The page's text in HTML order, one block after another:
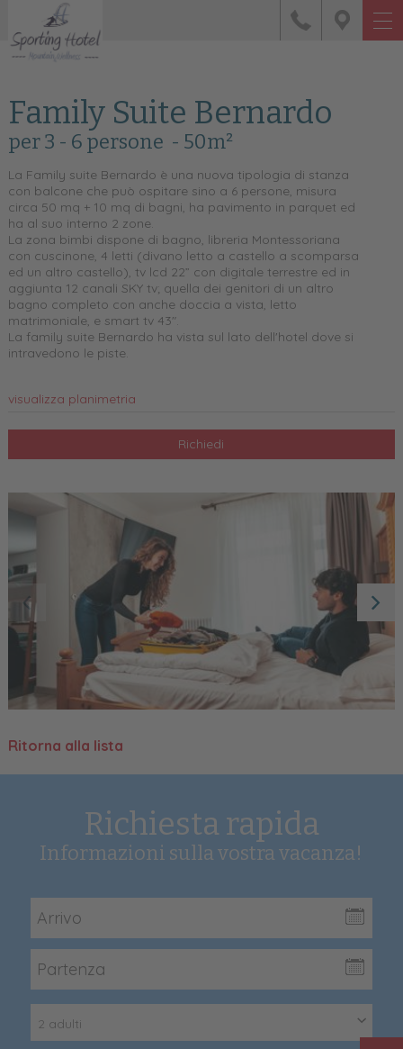
Family Suite Bernardo
per 3 - 6 persone - 50m²
La Family suite Bernardo è una nuova tipologia di stanza
con balcone che può ospitare sino a 6 persone, misura
circa 50 mq + 10 mq di bagni, ha pavimento in parquet ed
ha al suo interno 2 zone.
La zona bimbi dispone di bagno, libreria Montessoriana
con cuscinone, 4 letti (divano letto a castello a scomparsa
ed un altro castello), tv lcd 22” con digitale terrestre ed in
aggiunta 12 canali SKY tv; quella dei genitori di un altro
bagno completo con anche doccia a vista, letto
matrimoniale, e smart tv 43".
La family suite Bernardo ha vista sul lato dell'hotel dove si
intravedono le piste.
visualizza planimetria
Richiedi
Ritorna alla lista
Richiesta rapida
Informazioni sulla vostra vacanza!
2 adulti